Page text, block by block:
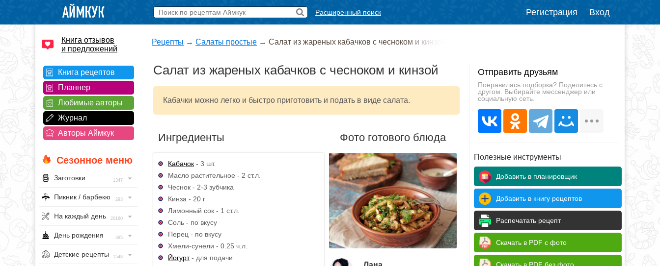
Расширенный поиск Регистрация Вход
Книга отзывов
и предложений
Книга рецептов
Планнер
Любимые авторы
Журнал
Авторы Аймкук
Сезонное меню
Заготовки 1347
Пикник / барбекю 293
На каждый день 20160
День рождения 385
Детские рецепты 1548
Рецепты → Салаты простые → Салат из жареных кабачков с чесноком и кинзой
Салат из жареных кабачков с чесноком и кинзой
Кабачки можно легко и быстро приготовить и подать в виде салата.
Ингредиенты
Кабачок - 3 шт.
Масло растительное - 2 ст.л.
Чеснок - 2-3 зубчика
Кинза - 20 г
Лимонный сок - 1 ст.л.
Соль - по вкусу
Перец - по вкусу
Хмели-сунели - 0.25 ч.л.
Йогурт- для подачи
Фото готового блюда
Отправить друзьям
Понравилась подборка? Поделитесь с
другом. Выбирайте мессенджер или
социальную сеть.
Полезные инструменты
Добавить в планировщик
Добавить в книгу рецептов
Распечатать рецепт
Скачать в PDF с фото